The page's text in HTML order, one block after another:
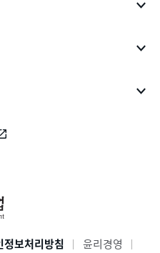
정보처리방침 윤리경영